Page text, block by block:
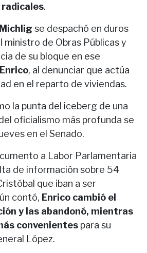
.
se despachó en duros
de Obras Públicas y
de su bloque en ese
, al denunciar que actúa
en el reparto de viviendas.
la punta del iceberg de una
oficialismo más profunda se
en el Senado.
a Labor Parlamentaria
de información sobre 54
que iban a ser
contó, Enrico cambió el
y las abandonó, mientras
convenientes para su
López.